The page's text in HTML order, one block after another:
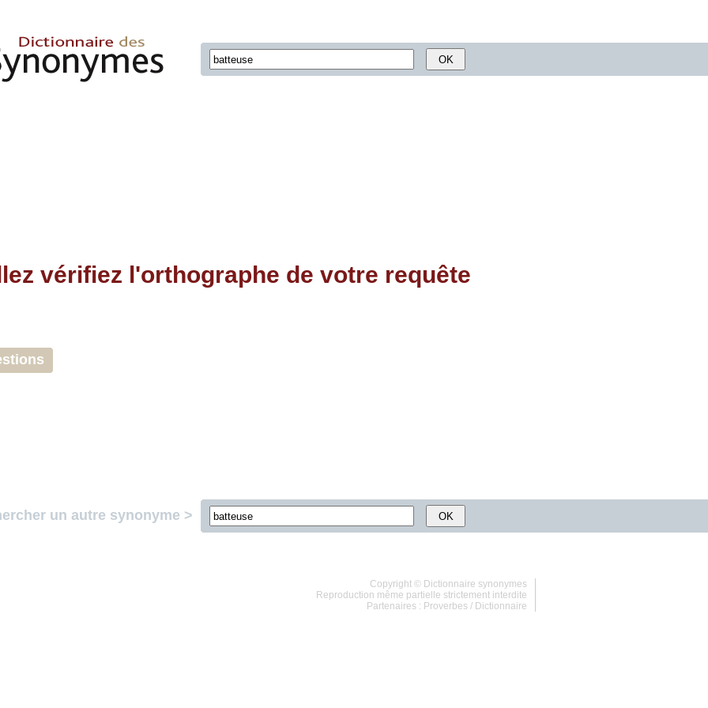
vérifiez l'orthographe de votre requête
un autre synonyme >
Copyright © Dictionnaire synonymes
Reproduction même partielle strictement interdite
Partenaires : Proverbes / Dictionnaire